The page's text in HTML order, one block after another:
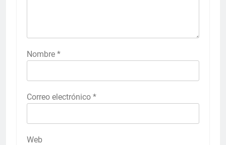
Nombre *
Correo electrónico *
Web